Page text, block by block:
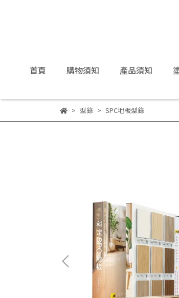
首頁 購物須知 產品須知
型錄 SPC地板型錄